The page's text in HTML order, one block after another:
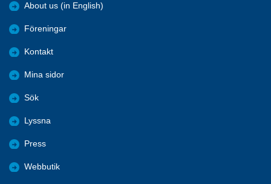
About us (in English)
Föreningar
Kontakt
Mina sidor
Sök
Lyssna
Press
Webbutik